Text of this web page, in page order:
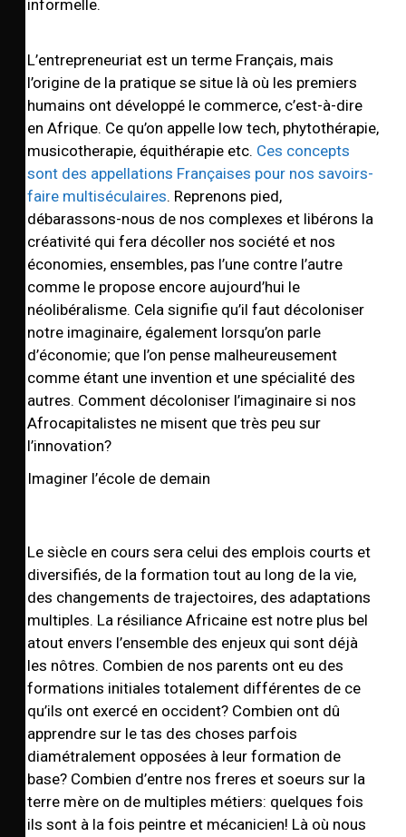
informelle.
L’entrepreneuriat est un terme Français, mais
l’origine de la pratique se situe là où les premiers
humains ont développé le commerce, c’est-à-dire
en Afrique. Ce qu’on appelle low tech, phytothérapie,
musicotherapie, équithérapie etc. Ces concepts
sont des appellations Françaises pour nos savoirs-
faire multiséculaires. Reprenons pied,
débarassons-nous de nos complexes et libérons la
créativité qui fera décoller nos société et nos
économies, ensembles, pas l’une contre l’autre
comme le propose encore aujourd’hui le
néolibéralisme. Cela signifie qu’il faut décoloniser
notre imaginaire, également lorsqu’on parle
d’économie; que l’on pense malheureusement
comme étant une invention et une spécialité des
autres. Comment décoloniser l’imaginaire si nos
Afrocapitalistes ne misent que très peu sur
l’innovation?
Imaginer l’école de demain
Le siècle en cours sera celui des emplois courts et
diversifiés, de la formation tout au long de la vie,
des changements de trajectoires, des adaptations
multiples. La résiliance Africaine est notre plus bel
atout envers l’ensemble des enjeux qui sont déjà
les nôtres. Combien de nos parents ont eu des
formations initiales totalement différentes de ce
qu’ils ont exercé en occident? Combien ont dû
apprendre sur le tas des choses parfois
diamétralement opposées à leur formation de
base? Combien d’entre nos freres et soeurs sur la
terre mère on de multiples métiers: quelques fois
ils sont à la fois peintre et mécanicien! Là où nous